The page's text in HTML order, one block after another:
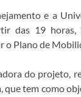
e a
das 19
o Plano de
do projeto,
tem como